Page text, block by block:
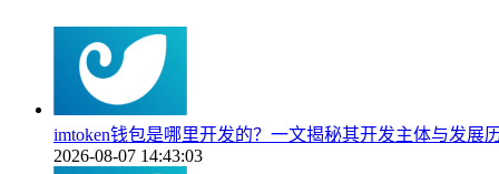
imtoken钱包是哪里开发的？一文揭秘其开发主体与发展
2026-08-07 14:43:03